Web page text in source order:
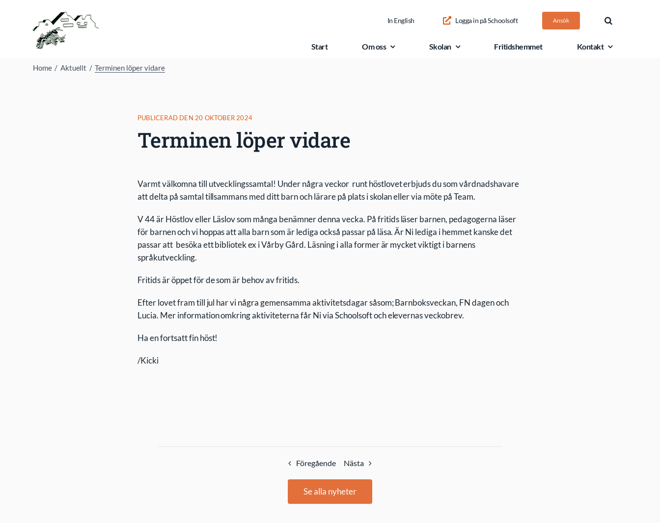
innehållet
In English Logga in på Schoolsoft Ansök
Start Om oss Skolan Fritidshemmet Kontakt
Home Aktuellt Terminen löper vidare
PUBLICERAD DEN 20 OKTOBER 2024
Terminen löper vidare
Varmt välkomna till utvecklingssamtal! Under några veckor runt höstlovet erbjuds du som vårdnadshavare
att delta på samtal tillsammans med ditt barn och lärare på plats i skolan eller via möte på Team.
V 44 är Höstlov eller Läslov som många benämner denna vecka. På fritids läser barnen, pedagogerna läser
för barnen och vi hoppas att alla barn som är lediga också passar på läsa. Är Ni lediga i hemmet kanske det
passar att besöka ett bibliotek ex i Vårby Gård. Läsning i alla former är mycket viktigt i barnens
språkutveckling.
Fritids är öppet för de som är behov av fritids.
Efter lovet fram till jul har vi några gemensamma aktivitetsdagar såsom; Barnboksveckan, FN dagen och
Lucia. Mer information omkring aktiviteterna får Ni via Schoolsoft och elevernas veckobrev.
Ha en fortsatt fin höst!
/Kicki
Föregående Nästa
Se alla nyheter